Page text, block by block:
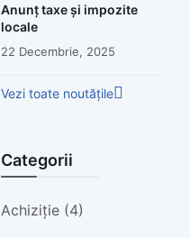
Anunț taxe și impozite
locale
22 Decembrie, 2025
Vezi toate noutățile
Categorii
Achiziție (4)